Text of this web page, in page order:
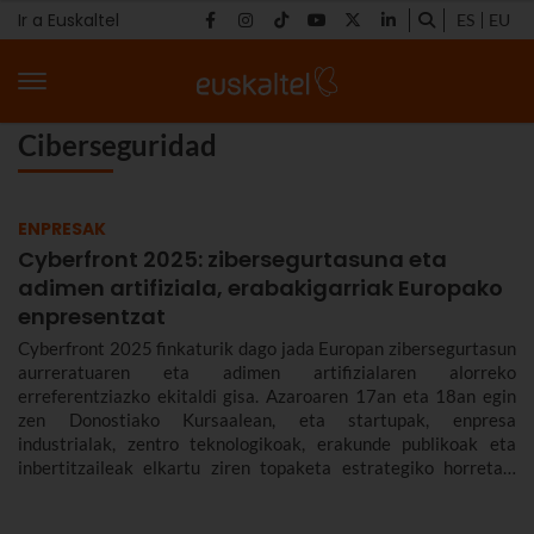
Ir a Euskaltel ES EU
Ciberseguridad
ENPRESAK
Cyberfront 2025: zibersegurtasuna eta
adimen artifiziala, erabakigarriak Europako
enpresentzat
Cyberfront 2025 finkaturik dago jada Europan zibersegurtasun
aurreratuaren eta adimen artifizialaren alorreko
erreferentziazko ekitaldi gisa. Azaroaren 17an eta 18an egin
zen Donostiako Kursaalean, eta startupak, enpresa
industrialak, zentro teknologikoak, erakunde publikoak eta
inbertitzaileak elkartu ziren topaketa estrategiko horretan,